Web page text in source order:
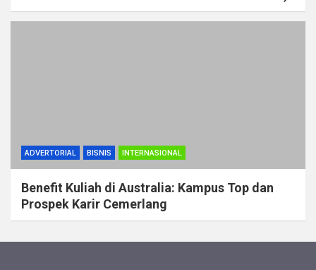
ADVERTORIAL BISNIS INTERNASIONAL
Benefit Kuliah di Australia: Kampus Top dan
Prospek Karir Cemerlang